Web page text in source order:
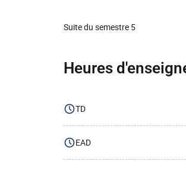
Suite du semestre 5
Heures
TD
EAD